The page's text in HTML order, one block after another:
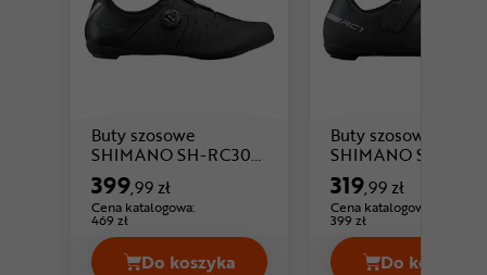
Buty szosowe
SHIMANO SH-RC302
RC3
399,99 zł
Cena katalogowa:
469 zł
Do koszyka
Buty szosowe
SHIMANO SH-
RC1
319,99 zł
Cena katalogowa:
399 zł
Do koszyka